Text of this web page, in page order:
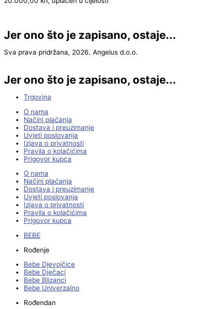
Jer ono što je zapisano, ostaje...
Sva prava pridržana, 2026. Angelus d.o.o.
Jer ono što je zapisano, ostaje...
Trgovina
O nama
Načini plaćanja
Dostava i preuzimanje
Uvjeti poslovanja
Izjava o privatnosti
Pravila o kolačićima
Prigovor kupca
O nama
Načini plaćanja
Dostava i preuzimanje
Uvjeti poslovanja
Izjava o privatnosti
Pravila o kolačićima
Prigovor kupca
BEBE
Rođenje
Bebe Djevojčice
Bebe Dječaci
Bebe Blizanci
Bebe Univerzalno
Rođendan